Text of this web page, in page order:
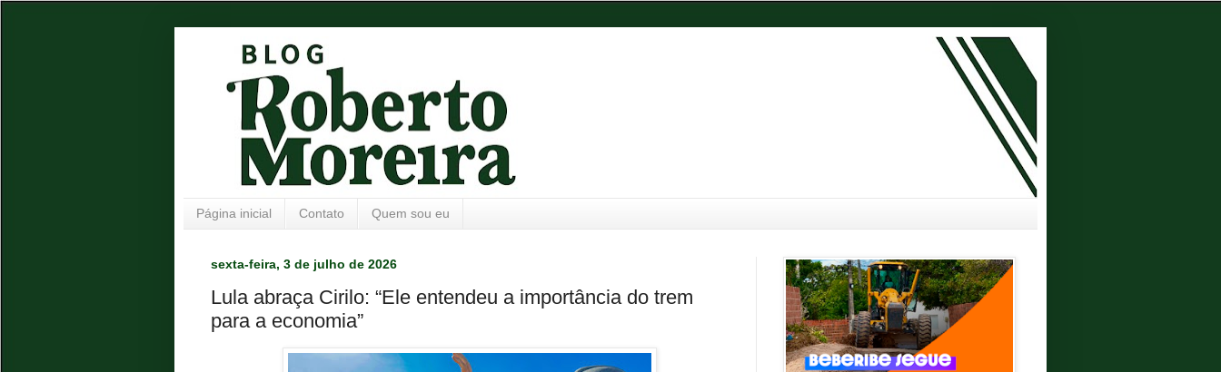
Página inicial Contato Quem sou eu
sexta-feira, 3 de julho de 2026
Lula abraça Cirilo: “Ele entendeu a importância do trem
para a economia”